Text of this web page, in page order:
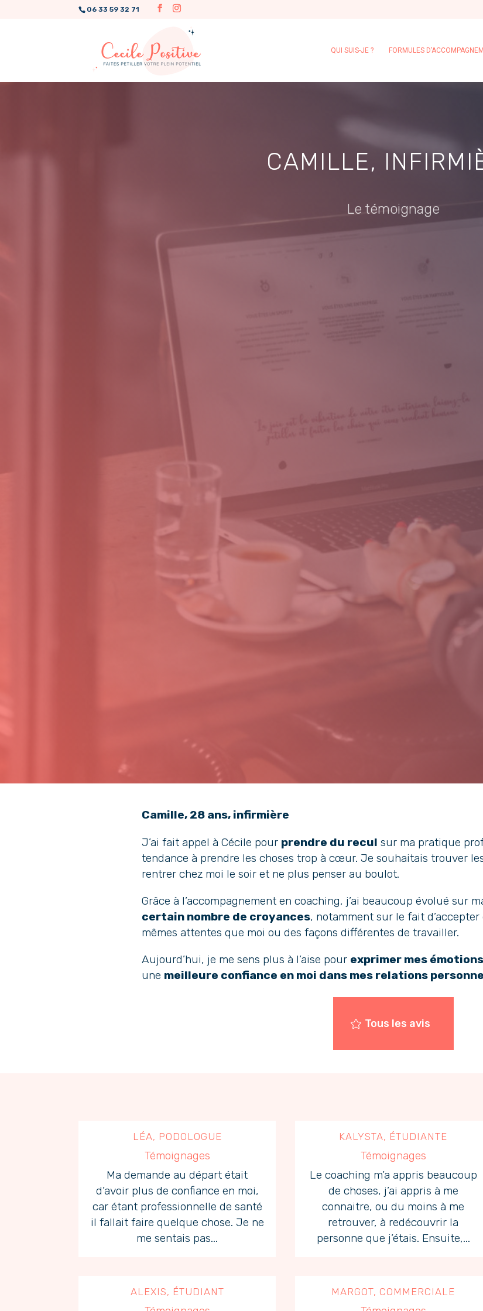
06 33 59 32 71
QUI SUIS-JE ? FORMULES
CAMILLE,
Le témoignage
Camille, 28 ans, infirmière
J’ai fait appel à Cécile pour prendre du recul sur ma pratique
tendance à prendre les choses trop à cœur. Je souhaitais trouver
rentrer chez moi le soir et ne plus penser au boulot.
Grâce à l’accompagnement en coaching, j’ai beaucoup évolué sur
certain nombre de croyances, notamment sur le fait d’accepter
mêmes attentes que moi ou des façons différentes de travailler.
Aujourd’hui, je me sens plus à l’aise pour exprimer mes
une meilleure confiance en moi dans mes relations
Tous les avis
LÉA, PODOLOGUE
Témoignages
Ma demande au départ était
d’avoir plus de confiance en moi,
car étant professionnelle de santé
il fallait faire quelque chose. Je ne
me sentais pas...
ALEXIS, ÉTUDIANT
KALYSTA, ÉTUDIANTE
Témoignages
Le coaching m’a appris beaucoup
de choses, j’ai appris à me
connaitre, ou du moins à me
retrouver, à redécouvrir la
personne que j’étais. Ensuite,...
MARGOT, COMMERCIALE